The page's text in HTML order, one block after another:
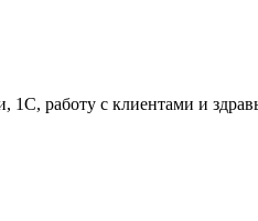
работу с клиентами и